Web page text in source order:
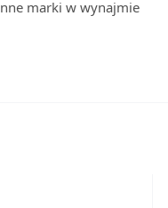
marki w wynajmie